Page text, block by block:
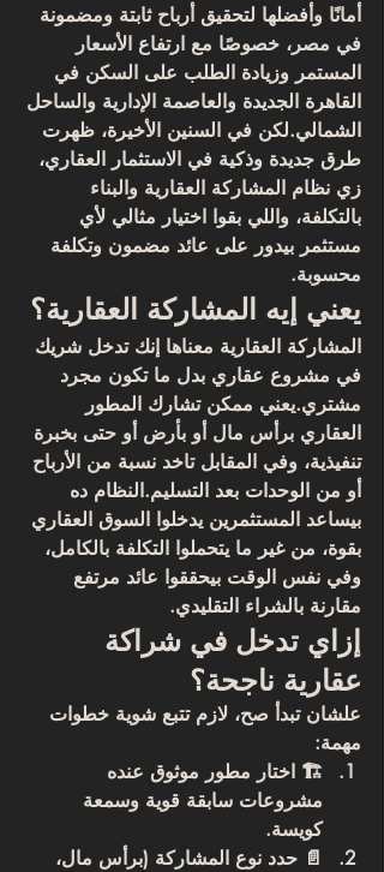
أمانًا وأفضلها لتحقيق أرباح ثابتة ومضمونة
في مصر، خصوصًا مع ارتفاع الأسعار
المستمر وزيادة الطلب على السكن في
القاهرة الجديدة والعاصمة الإدارية والساحل
الشمالي.لكن في السنين الأخيرة، ظهرت
طرق جديدة وذكية في الاستثمار العقاري،
زي نظام المشاركة العقارية والبناء
بالتكلفة، واللي بقوا اختيار مثالي لأي
مستثمر بيدور على عائد مضمون وتكلفة
محسوبة.
يعني إيه المشاركة العقارية؟
المشاركة العقارية معناها إنك تدخل شريك
في مشروع عقاري بدل ما تكون مجرد
مشتري.يعني ممكن تشارك المطور
العقاري برأس مال أو بأرض أو حتى بخبرة
تنفيذية، وفي المقابل تاخد نسبة من الأرباح
أو من الوحدات بعد التسليم.النظام ده
بيساعد المستثمرين يدخلوا السوق العقاري
بقوة، من غير ما يتحملوا التكلفة بالكامل،
وفي نفس الوقت بيحققوا عائد مرتفع
مقارنة بالشراء التقليدي.
إزاي تدخل في شراكة
عقارية ناجحة؟
علشان تبدأ صح، لازم تتبع شوية خطوات
مهمة:
🏗️ اختار مطور موثوق عنده
مشروعات سابقة قوية وسمعة
كويسة.
📄 حدد نوع المشاركة (برأس مال،